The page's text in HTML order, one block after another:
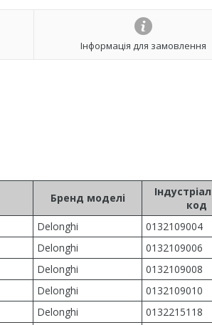
Інформація для замовлення
Бренд моделі
код
Delonghi
0132109004
Delonghi
0132109006
Delonghi
0132109008
Delonghi
0132109010
Delonghi
0132215118